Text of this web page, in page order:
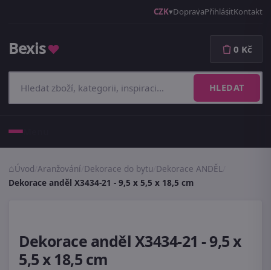
CZK DopravaPřihlásitKontakt
Bexis♥
HLEDAT
0 Kč
Úvod Aranžování Dekorace do bytu Dekorace ANDĚL
Dekorace anděl X3434-21 - 9,5 x 5,5 x 18,5 cm
Dekorace anděl X3434-21 - 9,5 x
5,5 x 18,5 cm